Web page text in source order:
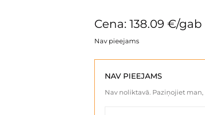
Cena: 138.09 €/gab
Nav pieejams
NAV PIEEJAMS
Nav noliktavā. Paziņojiet